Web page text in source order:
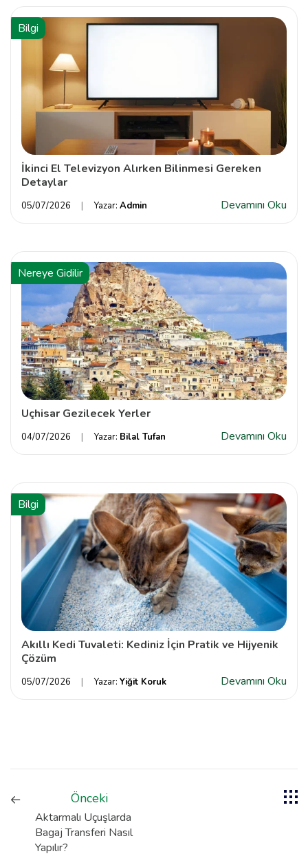
Bilgi
İkinci El Televizyon Alırken Bilinmesi Gereken
Detaylar
05/07/2026 Yazar: Admin Devamını Oku
Nereye Gidilir
Uçhisar Gezilecek Yerler
04/07/2026 Yazar: Bilal Tufan Devamını Oku
Bilgi
Akıllı Kedi Tuvaleti: Kediniz İçin Pratik ve Hijyenik
Çözüm
05/07/2026 Yazar: Yiğit Koruk Devamını Oku
Önceki
Aktarmalı Uçuşlarda
Bagaj Transferi Nasıl
Yapılır?